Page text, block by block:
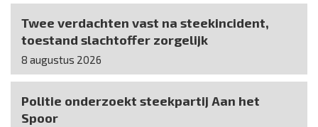
Twee verdachten vast na steekincident,
toestand slachtoffer zorgelijk
8 augustus 2026
Politie onderzoekt steekpartij Aan het
Spoor